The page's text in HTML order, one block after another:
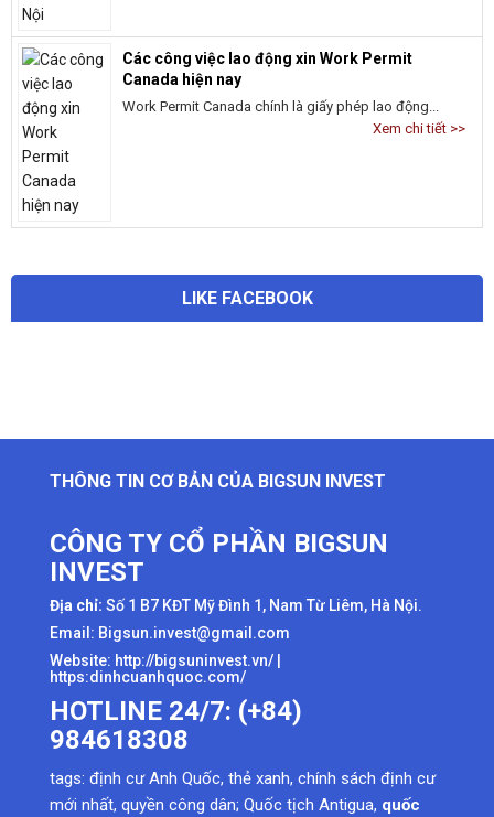
Các công việc lao động xin Work Permit
Canada hiện nay
Work Permit Canada chính là giấy phép lao động...
Xem chi tiết >>
LIKE FACEBOOK
THÔNG TIN CƠ BẢN CỦA BIGSUN INVEST
CÔNG TY CỔ PHẦN BIGSUN
INVEST
Địa chỉ: Số 1 B7 KĐT Mỹ Đình 1, Nam Từ Liêm, Hà Nội.
Email: Bigsun.invest@gmail.com
Website: http://bigsuninvest.vn/
https:dinhcuanhquoc.com/
HOTLINE 24/7: (+84)
984618308
tags: định cư Anh Quốc, thẻ xanh, chính sách định cư
mới nhất, quyền công dân; Quốc tịch Antigua, quốc